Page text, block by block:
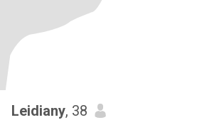
Leidiany, 38